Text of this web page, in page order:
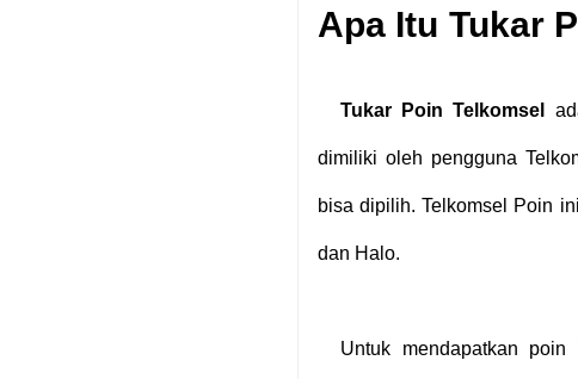
Apa Itu Tukar
Tukar Poin Telkomsel
dimiliki oleh pengguna
bisa dipilih. Telkomsel Poin
dan Halo.
Untuk mendapatkan